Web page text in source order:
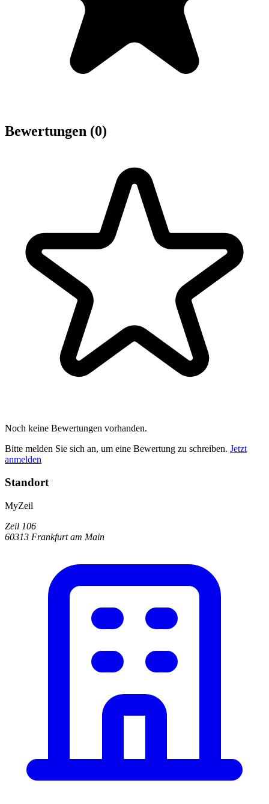
Bewertungen (0)
Noch keine Bewertungen vorhanden.
Bitte melden Sie sich an, um eine Bewertung zu schreiben. Jetzt
anmelden
Standort
MyZeil
Zeil 106
60313 Frankfurt am Main